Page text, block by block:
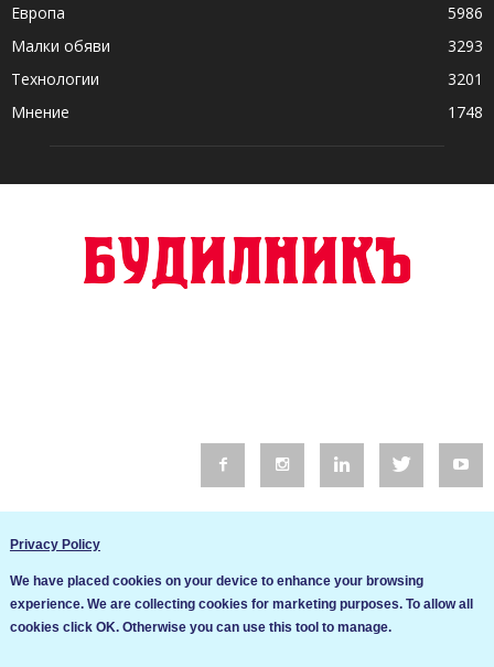
Европа
5986
Малки обяви
3293
Технологии
3201
Мнение
1748
Общи условия
Privacy Policy
We have placed cookies on your device to enhance your browsing
experience. We are collecting cookies for marketing purposes. To allow all
cookies click OK. Otherwise you can use this tool to manage.
Ние използваме бисквитки за да подобрим услугите си. Ако
продължите да посещавате този сайт, ние приемаме, че се